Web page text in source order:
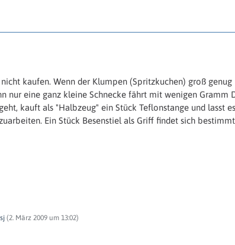
kaufen. Wenn der Klumpen (Spritzkuchen) groß
nur eine ganz kleine Schnecke fährt mit wenigen Gramm
kauft als "Halbzeug" ein Stück Teflonstange und lasst
Ein Stück Besenstiel als Griff findet sich
(2. März 2009 um 13:02)